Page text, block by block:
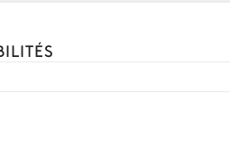
l'arrivée